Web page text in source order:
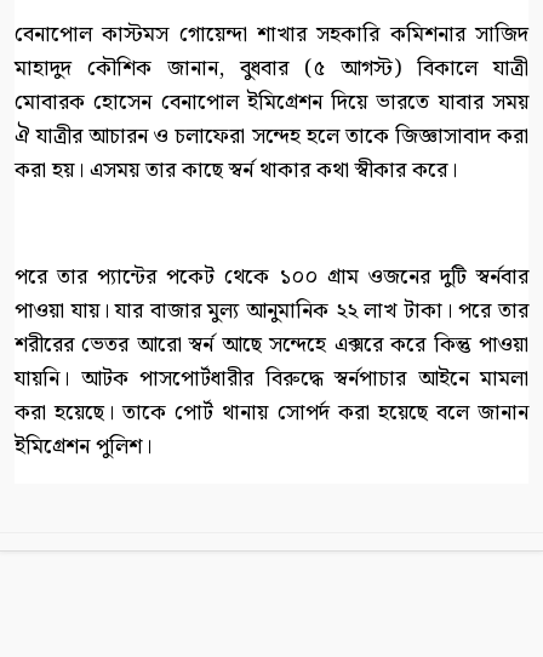
বেনাপোল কাস্টমস গোয়েন্দা শাখার সহকারি কমিশনার সাজিদ
মাহাদুদ কৌশিক জানান, বুধবার (৫ আগস্ট) বিকালে যাত্রী
মোবারক হোসেন বেনাপোল ইমিগ্রেশন দিয়ে ভারতে যাবার সময়
ঐ যাত্রীর আচারন ও চলাফেরা সন্দেহ হলে তাকে জিজ্ঞাসাবাদ করা
করা হয়। এসময় তার কাছে স্বর্ন থাকার কথা স্বীকার করে।
পরে তার প্যান্টের পকেট থেকে ১০০ গ্রাম ওজনের দুটি স্বর্নবার
পাওয়া যায়। যার বাজার মুল্য আনুমানিক ২২ লাখ টাকা। পরে তার
শরীরের ভেতর আরো স্বর্ন আছে সন্দেহে এক্সরে করে কিন্তু পাওয়া
যায়নি। আটক পাসপোর্টধারীর বিরুদ্ধে স্বর্নপাচার আইনে মামলা
করা হয়েছে। তাকে পোর্ট থানায় সোপর্দ করা হয়েছে বলে জানান
ইমিগ্রেশন পুলিশ।